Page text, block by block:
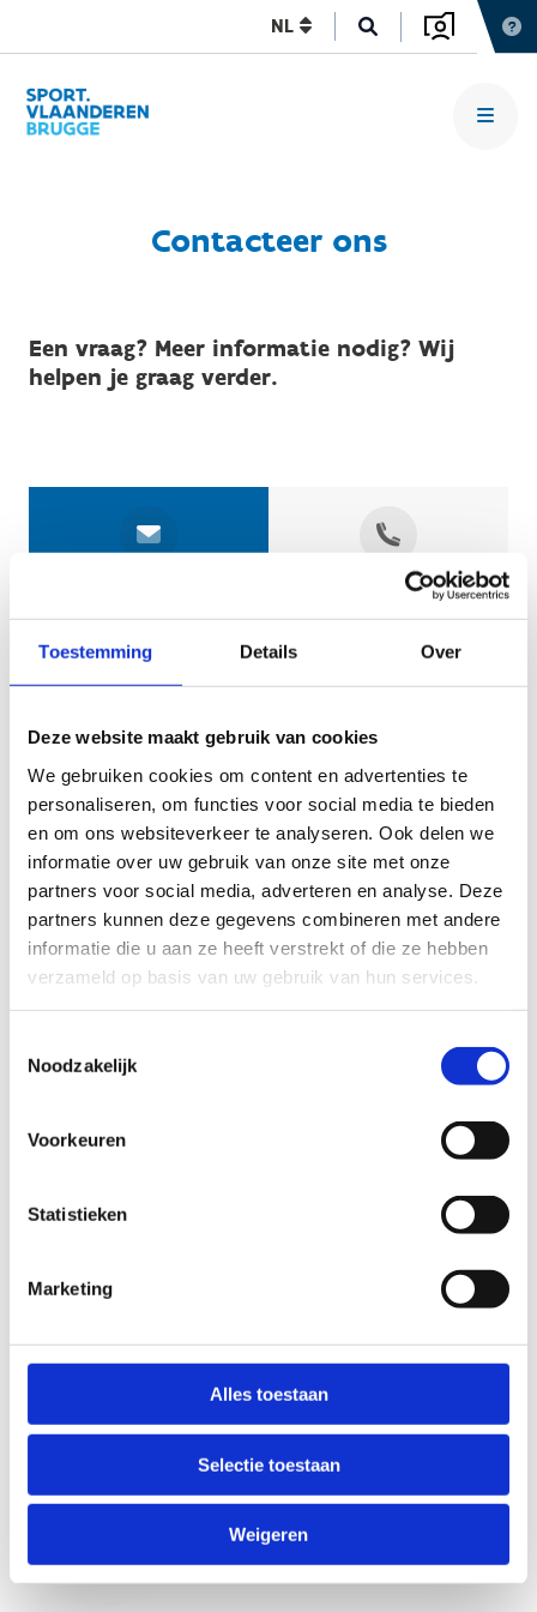
Toestemming Details Over
Deze website maakt gebruik van cookies
We gebruiken cookies om content en advertenties te
personaliseren, om functies voor social media te bieden
en om ons websiteverkeer te analyseren. Ook delen we
informatie over uw gebruik van onze site met onze
partners voor social media, adverteren en analyse. Deze
partners kunnen deze gegevens combineren met andere
informatie die u aan ze heeft verstrekt of die ze hebben
verzameld op basis van uw gebruik van hun services.
Noodzakelijk
Voorkeuren
Statistieken
Marketing
Alles toestaan
Selectie toestaan
Weigeren
NL
Contacteer ons
Een vraag? Meer informatie nodig? Wij
helpen je graag verder.
Geef aan tot welk domein jouw vraag behoort
KIES EEN DOMEIN
Jouw vraag
Anti-Robot Verification
Click to start verification
Verzend